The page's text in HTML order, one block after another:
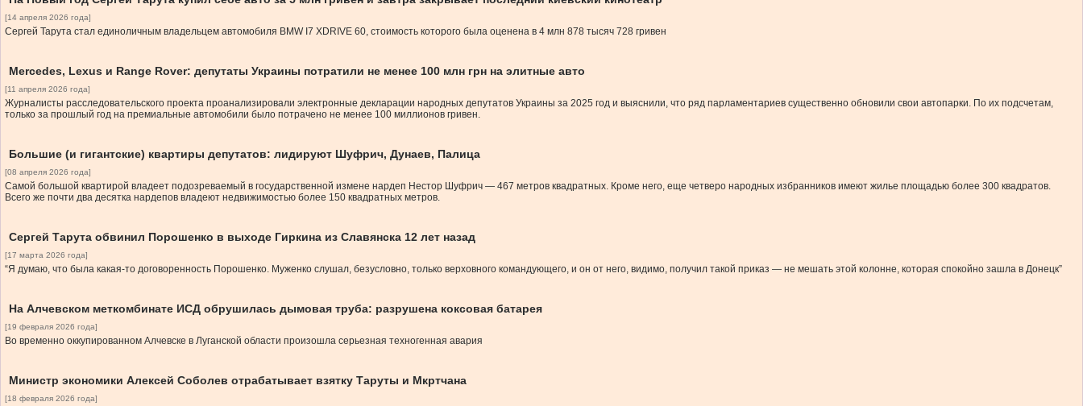
[14 апреля 2026 года]
Сергей Тарута стал единоличным владельцем автомобиля BMW I7 XDRIVE 60, стоимость которого была оценена в 4 млн 878 тысяч 728 гривен
Mercedes, Lexus и Range Rover: депутаты Украины потратили не менее 100 млн грн на элитные авто
[11 апреля 2026 года]
Журналисты расследовательского проекта проанализировали электронные декларации народных депутатов Украины за 2025 год и выяснили, что ряд парламентариев существенно обновили свои автопарки. По их подсчетам,
только за прошлый год на премиальные автомобили было потрачено не менее 100 миллионов гривен.
Большие (и гигантские) квартиры депутатов: лидируют Шуфрич, Дунаев, Палица
[08 апреля 2026 года]
Самой большой квартирой владеет подозреваемый в государственной измене нардеп Нестор Шуфрич — 467 метров квадратных. Кроме него, еще четверо народных избранников имеют жилье площадью более 300 квадратов.
Всего же почти два десятка нардепов владеют недвижимостью более 150 квадратных метров.
Сергей Тарута обвинил Порошенко в выходе Гиркина из Славянска 12 лет назад
[17 марта 2026 года]
“Я думаю, что была какая-то договоренность Порошенко. Муженко слушал, безусловно, только верховного командующего, и он от него, видимо, получил такой приказ — не мешать этой колонне, которая спокойно зашла в Донецк”
На Алчевском меткомбинате ИСД обрушилась дымовая труба: разрушена коксовая батарея
[19 февраля 2026 года]
Во временно оккупированном Алчевске в Луганской области произошла серьезная техногенная авария
Министр экономики Алексей Соболев отрабатывает взятку Таруты и Мкртчана
[18 февраля 2026 года]